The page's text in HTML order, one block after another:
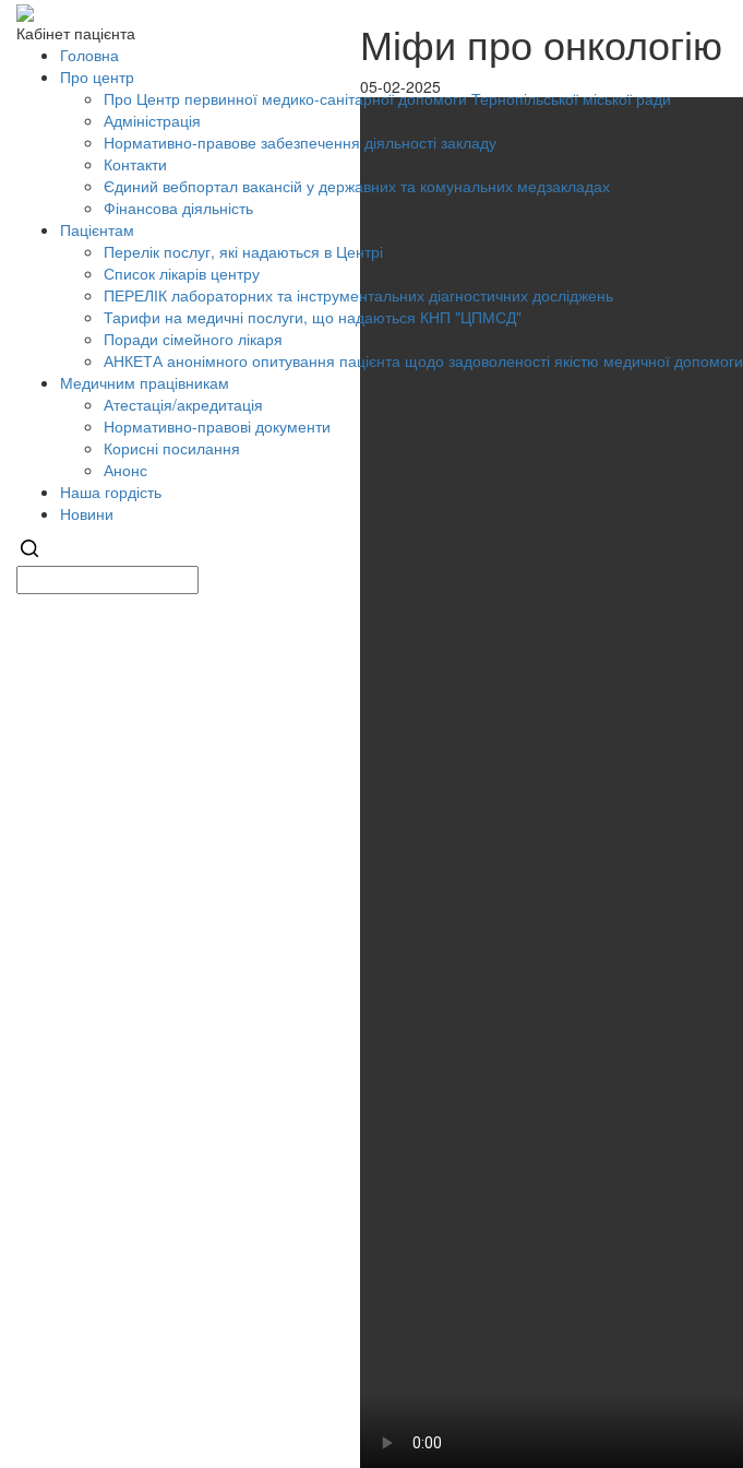
Кабінет пацієнта
Головна
Про центр
Про Центр первинної медико-санітарної допомоги Тернопільської міської ради
Адміністрація
Нормативно-правове забезпечення діяльності закладу
Контакти
Єдиний вебпортал вакансій у державних та комунальних медзакладах
Фінансова діяльність
Пацієнтам
Перелік послуг, які надаються в Центрі
Список лікарів центру
ПЕРЕЛІК лабораторних та інструментальних діагностичних досліджень
Тарифи на медичні послуги, що надаються КНП "ЦПМСД"
Поради сімейного лікаря
АНКЕТА анонімного опитування пацієнта щодо задоволеності якістю медичної допомоги
Медичним працівникам
Атестація/акредитація
Нормативно-правові документи
Корисні посилання
Анонс
Наша гордість
Новини
Міфи про онкологію
05-02-2025